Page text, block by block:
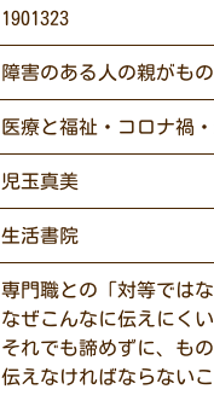
1901323
障害のある人の親がも
医療と福祉・コロナ禍
児玉真美
生活書院
専門職との「対等では
なぜこんなに伝えにく
それでも諦めずに、も
伝えなければならない